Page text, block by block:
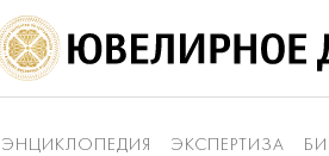
ЭНЦИКЛОПЕДИЯ ЭКСПЕРТИЗА